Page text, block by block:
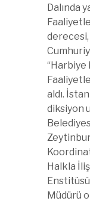
Dalında
“Harbiye
aldı.
diksiyon
Halkla
Müdürü